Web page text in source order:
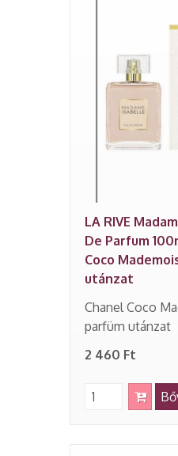
LA RIVE
De Parfum
Coco
utánzat
Chanel Coco
parfüm utánzat
2 460 Ft